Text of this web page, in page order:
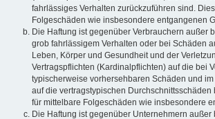
fahrlässiges Verhalten zurückzuführen sind.
Folgeschäden wie insbesondere entgangenen
Die Haftung ist gegenüber Verbrauchern außer
grob fahrlässigem Verhalten oder bei Schäden
Leben, Körper und Gesundheit und der
Vertragspflichten (Kardinalpflichten) auf die bei
typischerweise vorhersehbaren Schäden und
auf die vertragstypischen Durchschnittsschäden
für mittelbare Folgeschäden wie insbesondere
Die Haftung ist gegenüber Unternehmern außer